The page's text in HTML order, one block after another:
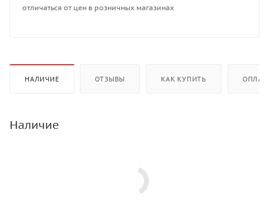
отличаться от цен в розничных магазинах
НАЛИЧИЕ ОТЗЫВЫ КАК КУПИТЬ
Наличие